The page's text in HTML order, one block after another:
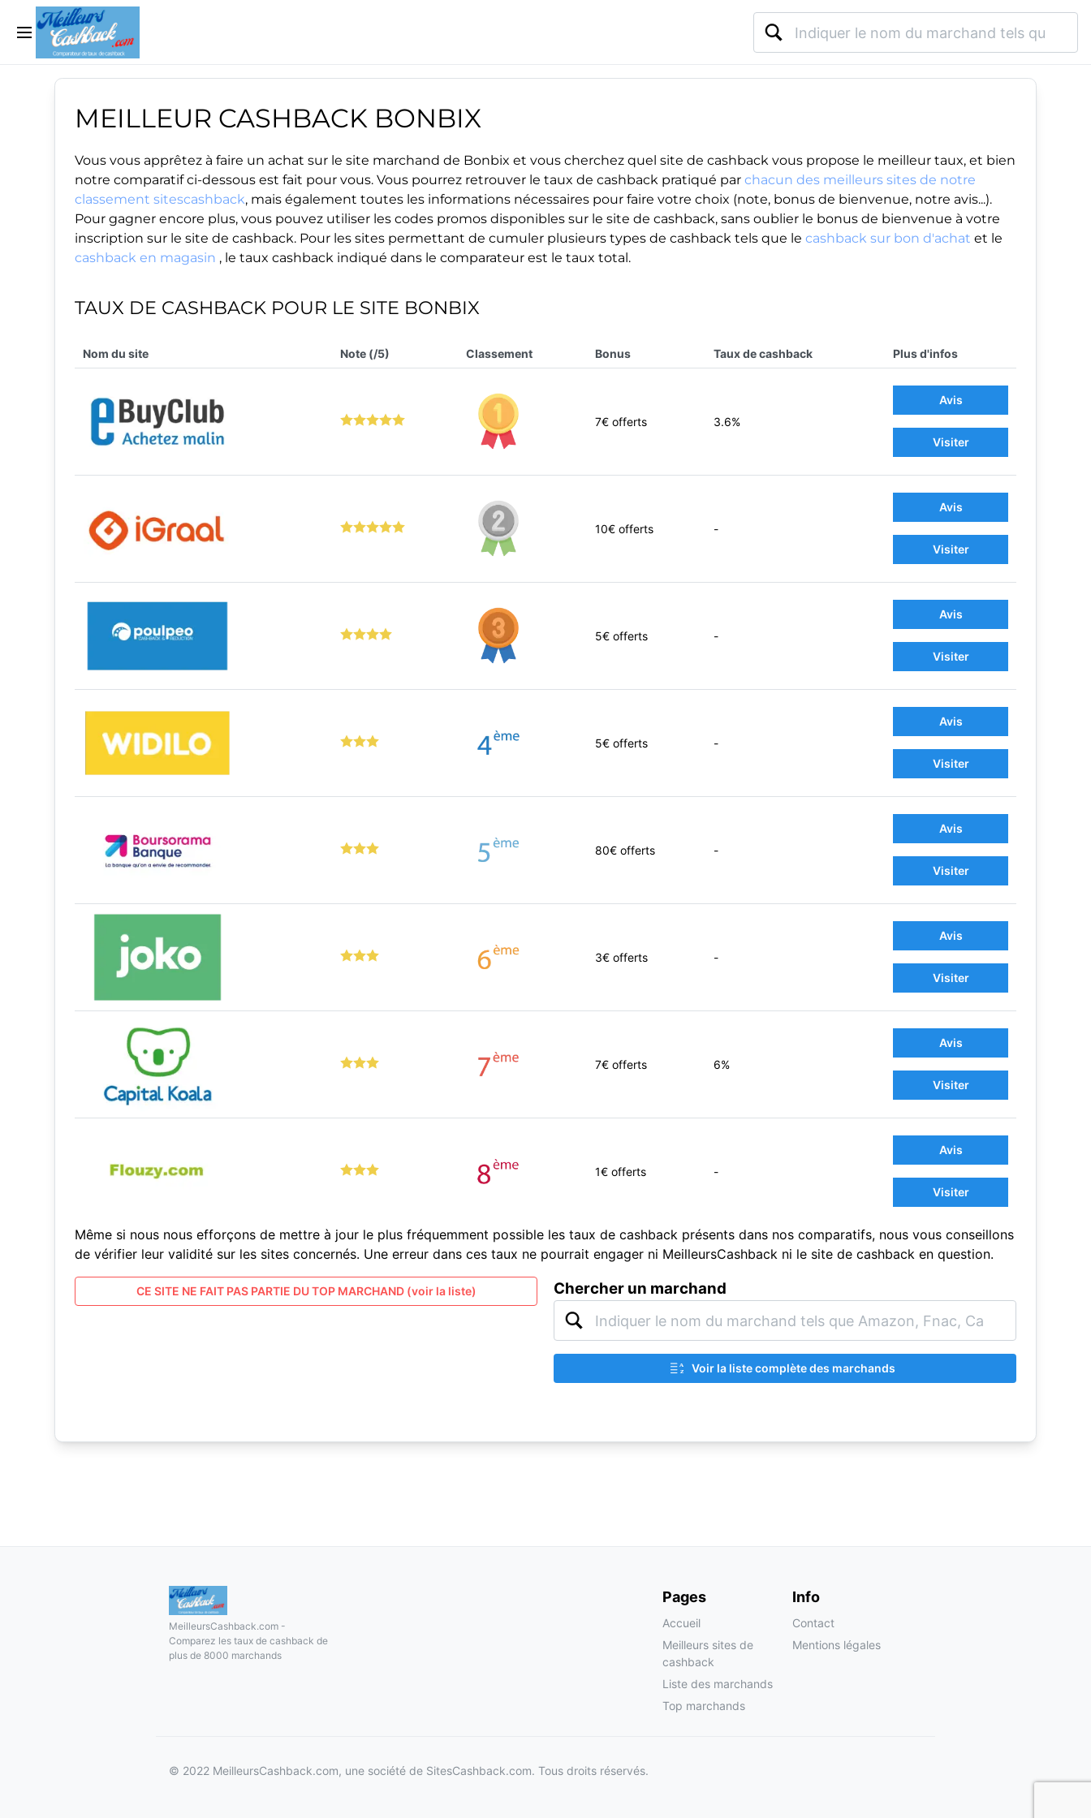
MEILLEUR CASHBACK BONBIX
Vous vous apprêtez à faire un achat sur le site marchand de Bonbix et vous cherchez quel site de cashback vous propose le meilleur taux, et bien
notre comparatif ci-dessous est fait pour vous. Vous pourrez retrouver le taux de cashback pratiqué par chacun des meilleurs sites de notre
classement sitescashback, mais également toutes les informations nécessaires pour faire votre choix (note, bonus de bienvenue, notre avis...).
Pour gagner encore plus, vous pouvez utiliser les codes promos disponibles sur le site de cashback, sans oublier le bonus de bienvenue à votre
inscription sur le site de cashback. Pour les sites permettant de cumuler plusieurs types de cashback tels que le cashback sur bon d'achat et le
cashback en magasin , le taux cashback indiqué dans le comparateur est le taux total.
TAUX DE CASHBACK POUR LE SITE BONBIX
Nom du site Note (/5) Classement Bonus Taux de cashback Plus d'infos
7€ offerts 3.6%
Avis
Visiter
10€ offerts -
Avis
Visiter
5€ offerts -
Avis
Visiter
5€ offerts -
Avis
Visiter
80€ offerts -
Avis
Visiter
3€ offerts -
Avis
Visiter
7€ offerts 6%
Avis
Visiter
1€ offerts -
Avis
Visiter
Même si nous nous efforçons de mettre à jour le plus fréquemment possible les taux de cashback présents dans nos comparatifs, nous vous conseillons
de vérifier leur validité sur les sites concernés. Une erreur dans ces taux ne pourrait engager ni MeilleursCashback ni le site de cashback en question.
CE SITE NE FAIT PAS PARTIE DU TOP MARCHAND (voir la liste) Chercher un marchand
A
Z
Voir la liste complète des marchands
MeilleursCashback.com -
Comparez les taux de cashback de
plus de 8000 marchands
Pages
Accueil
Meilleurs sites de
cashback
Liste des marchands
Top marchands
Info
Contact
Mentions légales
© 2022 MeilleursCashback.com, une société de SitesCashback.com. Tous droits réservés.